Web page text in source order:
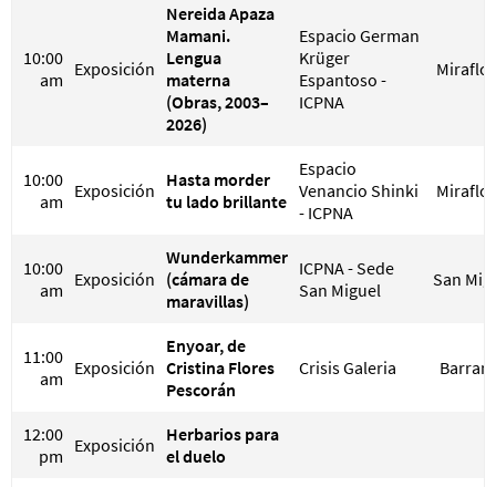
10:00
am Exposición
Nereida Apaza
Mamani.
Lengua
materna
(Obras, 2003–
2026)
Espacio German
Krüger
Espantoso -
ICPNA
10:00
am Exposición Hasta morder
tu lado brillante
Espacio
Venancio Shinki
- ICPNA
10:00
am Exposición
Wunderkammer
(cámara de
maravillas)
ICPNA - Sede
San Miguel
San
11:00
am Exposición
Enyoar, de
Cristina Flores
Pescorán
Crisis Galeria
12:00
pm Exposición Herbarios para
el duelo